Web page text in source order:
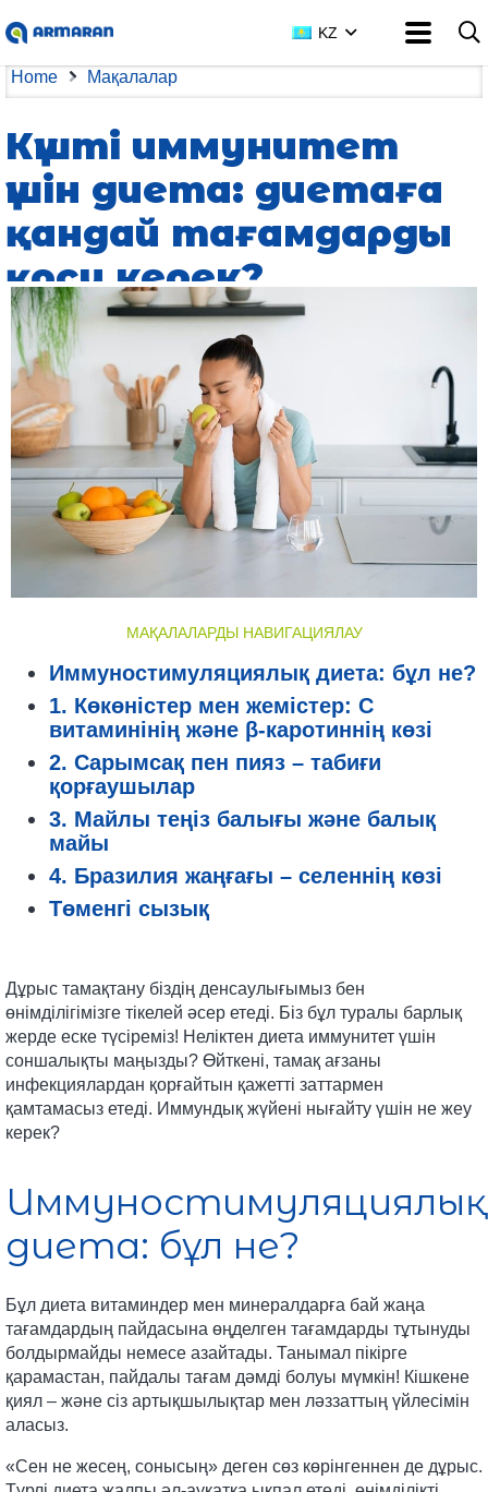
KZ
Home Мақалалар
Күшті иммунитет
үшін диета: диетаға
қандай тағамдарды
қосу керек?
Дұрыс тамақтану біздің денсаулығымыз бен
өнімділігімізге тікелей әсер етеді. Біз бұл туралы барлық
жерде еске түсіреміз! Неліктен диета иммунитет үшін
соншалықты маңызды? Өйткені, тамақ ағзаны
инфекциялардан қорғайтын қажетті заттармен
қамтамасыз етеді. Иммундық жүйені нығайту үшін не жеу
керек?
Иммуностимуляциялық
диета: бұл не?
Бұл диета витаминдер мен минералдарға бай жаңа
тағамдардың пайдасына өңделген тағамдарды тұтынуды
болдырмайды немесе азайтады. Танымал пікірге
қарамастан, пайдалы тағам дәмді болуы мүмкін! Кішкене
қиял – және сіз артықшылықтар мен ләззаттың үйлесімін
аласыз.
«Сен не жесең, сонысың» деген сөз көрінгеннен де дұрыс.
МАҚАЛАЛАРДЫ НАВИГАЦИЯЛАУ
Иммуностимуляциялық диета: бұл не?
1. Көкөністер мен жемістер: С
витаминінің және β-каротиннің көзі
2. Сарымсақ пен пияз – табиғи
қорғаушылар
3. Майлы теңіз балығы және балық
майы
4. Бразилия жаңғағы – селеннің көзі
Төменгі сызық